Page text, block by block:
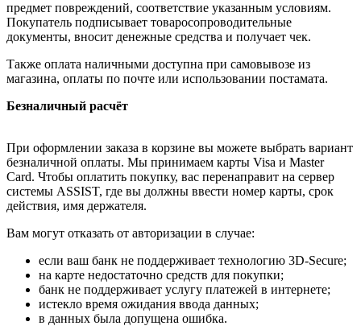
предмет повреждений, соответствие указанным условиям.
Покупатель подписывает товаросопроводительные
документы, вносит денежные средства и получает чек.
Также оплата наличными доступна при самовывозе из
магазина, оплаты по почте или использовании постамата.
Безналичный расчёт
При оформлении заказа в корзине вы можете выбрать вариант
безналичной оплаты. Мы принимаем карты Visa и Master
Card. Чтобы оплатить покупку, вас перенаправит на сервер
системы ASSIST, где вы должны ввести номер карты, срок
действия, имя держателя.
Вам могут отказать от авторизации в случае:
если ваш банк не поддерживает технологию 3D-Secure;
на карте недостаточно средств для покупки;
банк не поддерживает услугу платежей в интернете;
истекло время ожидания ввода данных;
в данных была допущена ошибка.